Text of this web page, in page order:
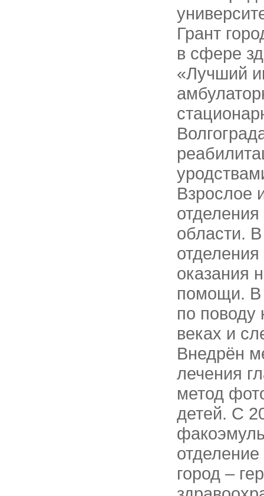
Грант
в сфере
«Лучший
Взрослое
области.
отделения
оказания
помощи. В
по поводу
веках и
Внедрён
лечения
метод
детей. С
отделение
город –